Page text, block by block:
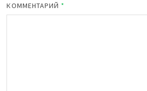
КОММЕНТАРИЙ *